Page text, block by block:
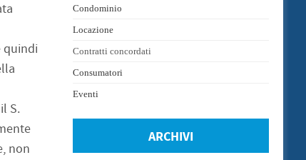
quindi
S.
non
Condominio
Locazione
Contratti concordati
Consumatori
Eventi
ARCHIVI